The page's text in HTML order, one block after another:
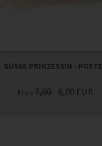
SÜSSE PRINZESSIN - POSTER
Preis7,00 6,00 EUR